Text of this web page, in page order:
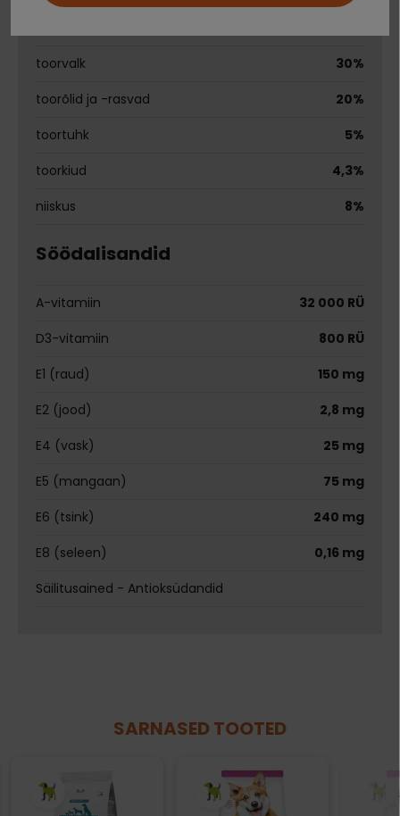
Analüütilise koostisosad
toorvalk
30%
toorõlid ja -rasvad
20%
toortuhk
5%
toorkiud
4,3%
niiskus
8%
Söödalisandid
A-vitamiin
32 000 RÜ
D3-vitamiin
800 RÜ
E1 (raud)
150 mg
E2 (jood)
2,8 mg
E4 (vask)
25 mg
E5 (mangaan)
75 mg
E6 (tsink)
240 mg
E8 (seleen)
0,16 mg
Säilitusained - Antioksüdandid
SARNASED TOOTED